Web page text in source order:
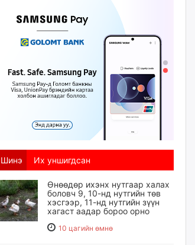
Шинэ Их уншигдсан
Өнөөдөр ихэнх нутгаар халах
боловч 9, 10-нд нутгийн төв
хэсгээр, 11-нд нутгийн зүүн
хагаст аадар бороо орно
10 цагийн өмнө